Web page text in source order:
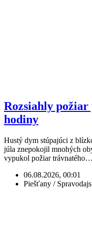
Rozsiahly
hodiny
Hustý dym stúpajúci z
júla znepokojil mnohých
vypukol požiar trávnatého…
06.08.2026, 00:01
Piešťany /